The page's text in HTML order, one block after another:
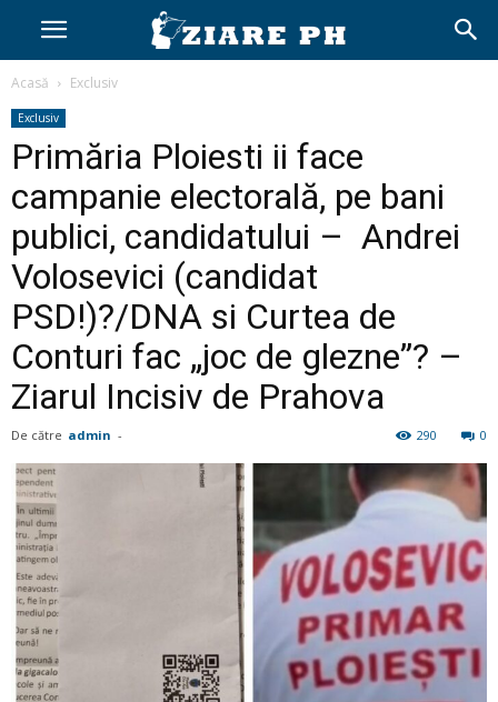
Acasă Exclusiv
Exclusiv
Primăria Ploiesti ii face
campanie electorală, pe bani
publici, candidatului – Andrei
Volosevici (candidat
PSD!)?/DNA si Curtea de
Conturi fac „joc de glezne”? –
Ziarul Incisiv de Prahova
De către admin - 0
290